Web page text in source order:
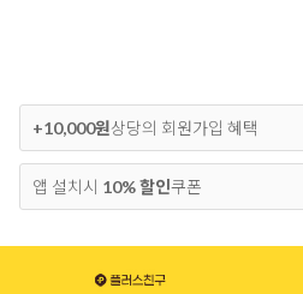
+10,000원상당의 회원가입 혜택
앱 설치시 10% 할인쿠폰